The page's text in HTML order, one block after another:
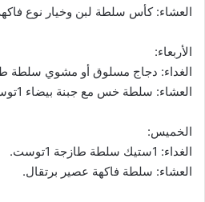
العشاء: كأس سلطة لبن وخيار نوع
الأربعاء:
الغداء: دجاج مسلوق أو مشوي سلطة
العشاء: سلطة خس مع جبنة بيضاء 1توست نوع فاكهة.
الخميس:
الغداء: 1ستيك سلطة طازجة 1توست.
العشاء: سلطة فاكهة عصير برتقال.